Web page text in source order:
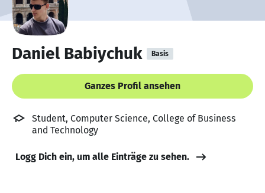
Daniel Babiychuk Basis
Ganzes Profil ansehen
Student, Computer Science, College of Business
and Technology
Logg Dich ein, um alle Einträge zu sehen.